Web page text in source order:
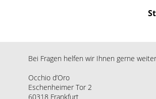
Bei Fragen helfen wir Ihnen gerne
Occhio d’Oro
Eschenheimer Tor 2
60318 Frankfurt